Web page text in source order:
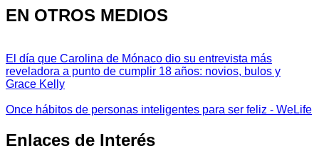
EN OTROS MEDIOS
El día que Carolina de Mónaco dio su entrevista más
reveladora a punto de cumplir 18 años: novios, bulos y
Grace Kelly
Once hábitos de personas inteligentes para ser feliz - WeLife
Enlaces de Interés